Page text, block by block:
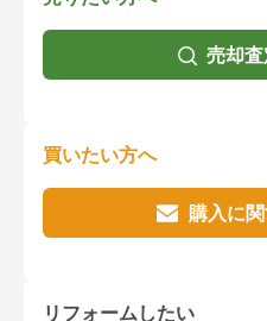
売却
買いたい方へ
購入に
リフォームしたい